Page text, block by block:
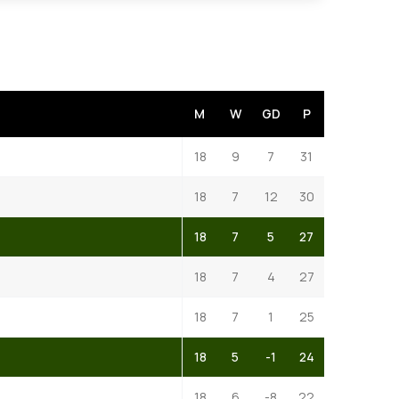
M W GD P
18 9 7 31
18 7 12 30
18 7 5 27
18 7 4 27
18 7 1 25
18 5 -1 24